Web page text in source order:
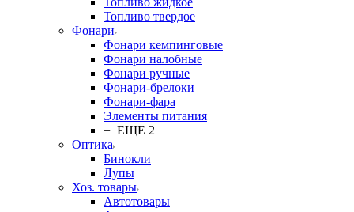
Топливо твердое
Фонари
Фонари кемпинговые
Фонари налобные
Фонари ручные
Фонари-брелоки
Фонари-фара
Элементы питания
+ ЕЩЕ 2
Оптика
Бинокли
Лупы
Хоз. товары
Автотовары